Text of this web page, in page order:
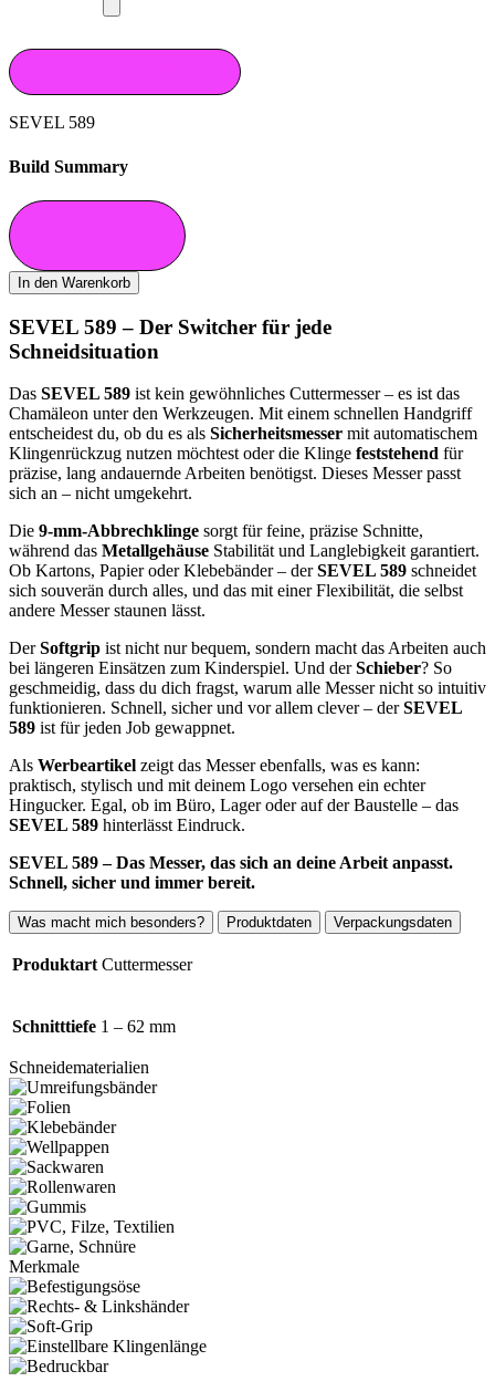
SEVEL 589
Build Summary
In den Warenkorb
SEVEL 589 – Der Switcher für jede
Schneidsituation
Das SEVEL 589 ist kein gewöhnliches Cuttermesser – es ist das
Chamäleon unter den Werkzeugen. Mit einem schnellen Handgriff
entscheidest du, ob du es als Sicherheitsmesser mit automatischem
Klingenrückzug nutzen möchtest oder die Klinge feststehend für
präzise, lang andauernde Arbeiten benötigst. Dieses Messer passt
sich an – nicht umgekehrt.
Die 9-mm-Abbrechklinge sorgt für feine, präzise Schnitte,
während das Metallgehäuse Stabilität und Langlebigkeit garantiert.
Ob Kartons, Papier oder Klebebänder – derSEVEL 589 schneidet
sich souverän durch alles, und das mit einer Flexibilität, die selbst
andere Messer staunen lässt.
DerSoftgrip ist nicht nur bequem, sondern macht das Arbeiten auch
bei längeren Einsätzen zum Kinderspiel. Und derSchieber? So
geschmeidig, dass du dich fragst, warum alle Messer nicht so intuitiv
funktionieren. Schnell, sicher und vor allem clever – derSEVEL
589 ist für jeden Job gewappnet.
Als Werbeartikel zeigt das Messer ebenfalls, was es kann:
praktisch, stylisch und mit deinem Logo versehen ein echter
Hingucker. Egal, ob im Büro, Lager oder auf der Baustelle – das
SEVEL 589 hinterlässt Eindruck.
SEVEL 589 – Das Messer, das sich an deine Arbeit anpasst.
Schnell, sicher und immer bereit.
Was macht mich besonders? Produktdaten Verpackungsdaten
Produktart Cuttermesser
Schnitttiefe 1 – 62 mm
Schneidematerialien
Merkmale